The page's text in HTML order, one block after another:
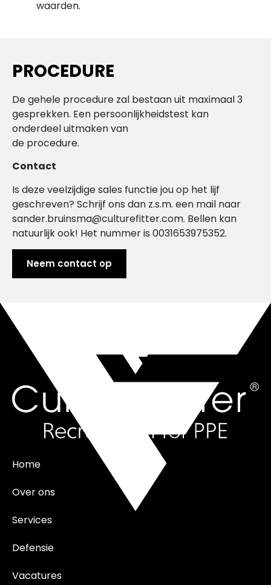
waarden.
PROCEDURE
De gehele procedure zal bestaan uit maximaal 3
gesprekken. Een persoonlijkheidstest kan
onderdeel uitmaken van
de procedure.
Contact
Is deze veelzijdige sales functie jou op het lijf
geschreven? Schrijf ons dan z.s.m. een mail naar
sander.bruinsma@culturefitter.com. Bellen kan
natuurlijk ook! Het nummer is 0031653975352.
Neem contact op
Home
Over ons
Services
Defensie
Vacatures